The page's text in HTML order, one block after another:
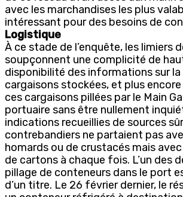
avec les marchandises les plus
intéressant pour des besoins de
Logistique
À ce stade de l’enquête, les limiers
soupçonnent une complicité de
disponibilité des informations sur
cargaisons stockées, et plus
ces cargaisons pillées par le Main
portuaire sans être nullement
indications recueillies de sources
contrebandiers ne partaient pas
homards ou de crustacés mais
de cartons à chaque fois. L’un des
pillage de conteneurs dans le port
d’un titre. Le 26 février dernier, le